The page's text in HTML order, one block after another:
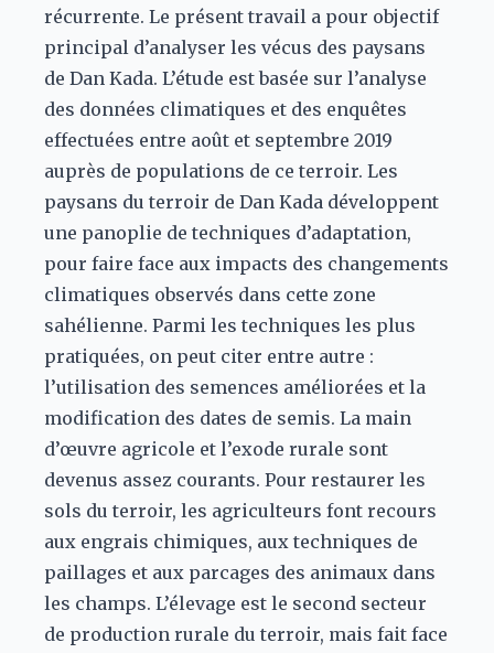
récurrente. Le présent travail a pour objectif
principal d’analyser les vécus des paysans
de Dan Kada. L’étude est basée sur l’analyse
des données climatiques et des enquêtes
effectuées entre août et septembre 2019
auprès de populations de ce terroir. Les
paysans du terroir de Dan Kada développent
une panoplie de techniques d’adaptation,
pour faire face aux impacts des changements
climatiques observés dans cette zone
sahélienne. Parmi les techniques les plus
pratiquées, on peut citer entre autre :
l’utilisation des semences améliorées et la
modification des dates de semis. La main
d’œuvre agricole et l’exode rurale sont
devenus assez courants. Pour restaurer les
sols du terroir, les agriculteurs font recours
aux engrais chimiques, aux techniques de
paillages et aux parcages des animaux dans
les champs. L’élevage est le second secteur
de production rurale du terroir, mais fait face